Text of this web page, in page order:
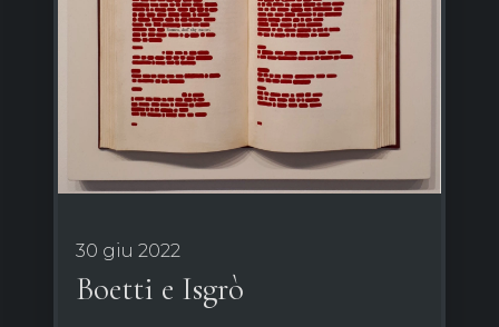
30 giu 2022
Boetti e Isgrò